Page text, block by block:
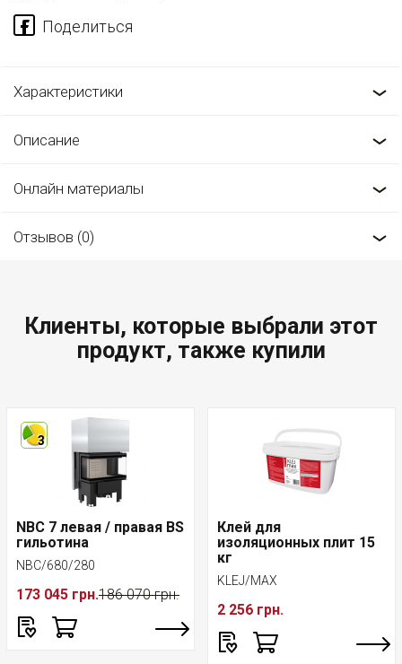
Характеристики
Описание
Онлайн материалы
Отзывов (0)
Клиенты, которые выбрали этот
продукт, также купили
3
NBC 7 левая / правая BS
гильотина
NBC/680/280
173 045 грн.186 070 грн.
Клей для
изоляционных плит 15
кг
KLEJ/MAX
2 256 грн.